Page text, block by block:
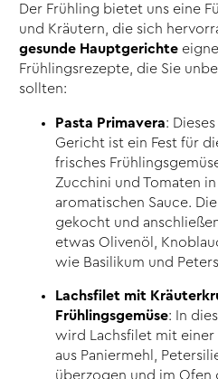
Der Frühling bietet uns eine
und Kräutern, die sich
gesunde Hauptgerichte
Frühlingsrezepte, die Sie
sollten:
Pasta Primavera:
Gericht ist ein Fest für
frisches
Zucchini und Tomaten
aromatischen Sauce.
gekocht und
etwas Olivenöl,
wie Basilikum und
Lachsfilet mit
Frühlingsgemüse: In
wird Lachsfilet mit
aus Paniermehl,
überzogen und im Ofen